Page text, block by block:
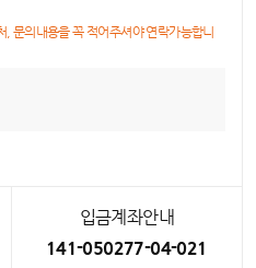
문의내용을 꼭 적어주셔야 연락가능합니
입금계좌안내
141-050277-04-021